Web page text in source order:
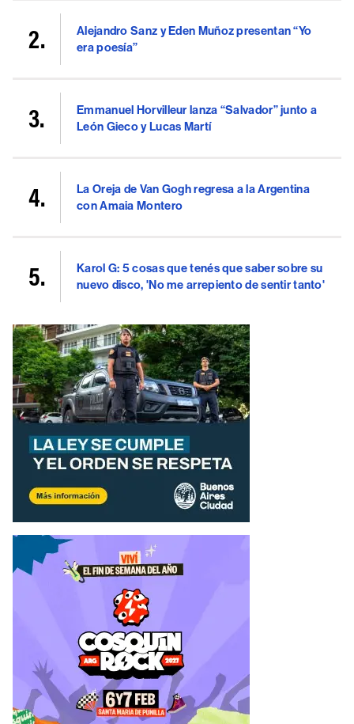
Alejandro Sanz y Eden Muñoz presentan “Yo
era poesía”
Emmanuel Horvilleur lanza “Salvador” junto a
León Gieco y Lucas Martí
La Oreja de Van Gogh regresa a la Argentina
con Amaia Montero
Karol G: 5 cosas que tenés que saber sobre su
nuevo disco, 'No me arrepiento de sentir tanto'